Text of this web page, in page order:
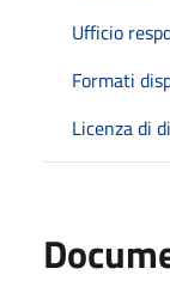
Ufficio
Formati
Licenza di